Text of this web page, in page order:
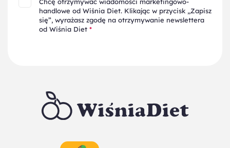
handlowe od Wiśnia Diet. Klikając w przycisk „Zapisz
się”, wyrażasz zgodę na otrzymywanie newslettera
od Wiśnia Diet *